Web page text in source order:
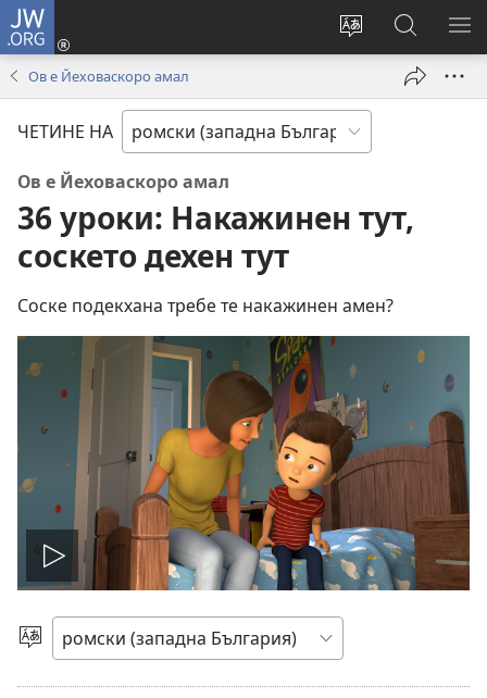
JW.ORG
Смени
сайта
Де
андре
прозорец)
Роде
андо
JW.ORG
Ов е Йеховаскоро амал
ЧЕТИНЕ НА
Ов е Йеховаскоро амал
36 уроки: Накажинен тут,
соскето дехен тут
Соске подекхана требе те накажинен амен?
Пусни
видео
Избирине
чшиб